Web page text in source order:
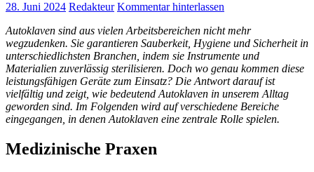
28. Juni 2024 Redakteur Kommentar hinterlassen
Autoklaven sind aus vielen Arbeitsbereichen nicht mehr
wegzudenken. Sie garantieren Sauberkeit, Hygiene und Sicherheit in
unterschiedlichsten Branchen, indem sie Instrumente und
Materialien zuverlässig sterilisieren. Doch wo genau kommen diese
leistungsfähigen Geräte zum Einsatz? Die Antwort darauf ist
vielfältig und zeigt, wie bedeutend Autoklaven in unserem Alltag
geworden sind. Im Folgenden wird auf verschiedene Bereiche
eingegangen, in denen Autoklaven eine zentrale Rolle spielen.
Medizinische Praxen